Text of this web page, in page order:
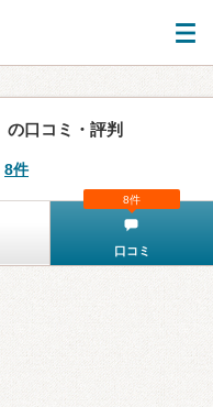
の口コミ・評判
8件
口コミ
8件